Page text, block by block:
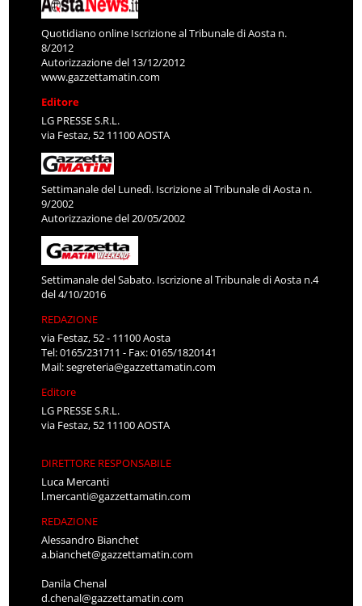
Quotidiano online Iscrizione al Tribunale di Aosta n.
8/2012
Autorizzazione del 13/12/2012
www.gazzettamatin.com
Editore
LG PRESSE S.R.L.
via Festaz, 52 11100 AOSTA
Settimanale del Lunedì. Iscrizione al Tribunale di Aosta n.
9/2002
Autorizzazione del 20/05/2002
Settimanale del Sabato. Iscrizione al Tribunale di Aosta n.4
del 4/10/2016
REDAZIONE
via Festaz, 52 - 11100 Aosta
Tel: 0165/231711 - Fax: 0165/1820141
Mail:segreteria@gazzettamatin.com
Editore
LG PRESSE S.R.L.
via Festaz, 52 11100 AOSTA
DIRETTORE RESPONSABILE
Luca Mercanti
l.mercanti@gazzettamatin.com
REDAZIONE
Alessandro Bianchet
a.bianchet@gazzettamatin.com
Danila Chenal
d.chenal@gazzettamatin.com